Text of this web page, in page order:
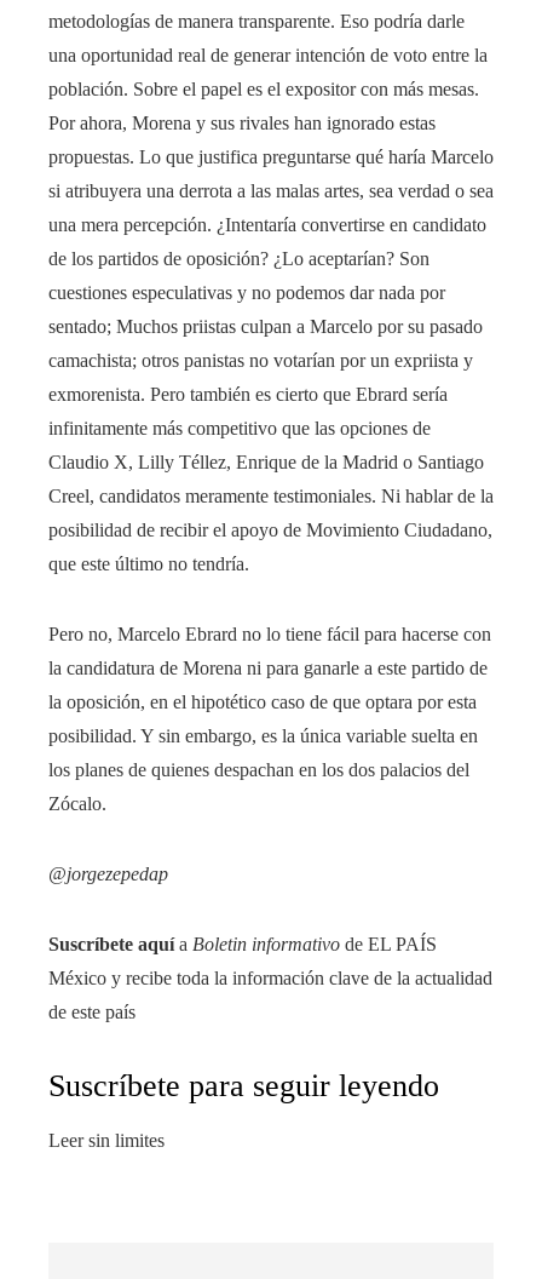
metodologías de manera transparente. Eso podría darle
una oportunidad real de generar intención de voto entre la
población. Sobre el papel es el expositor con más mesas.
Por ahora, Morena y sus rivales han ignorado estas
propuestas. Lo que justifica preguntarse qué haría Marcelo
si atribuyera una derrota a las malas artes, sea verdad o sea
una mera percepción. ¿Intentaría convertirse en candidato
de los partidos de oposición? ¿Lo aceptarían? Son
cuestiones especulativas y no podemos dar nada por
sentado; Muchos priistas culpan a Marcelo por su pasado
camachista; otros panistas no votarían por un expriista y
exmorenista. Pero también es cierto que Ebrard sería
infinitamente más competitivo que las opciones de
Claudio X, Lilly Téllez, Enrique de la Madrid o Santiago
Creel, candidatos meramente testimoniales. Ni hablar de la
posibilidad de recibir el apoyo de Movimiento Ciudadano,
que este último no tendría.
Pero no, Marcelo Ebrard no lo tiene fácil para hacerse con
la candidatura de Morena ni para ganarle a este partido de
la oposición, en el hipotético caso de que optara por esta
posibilidad. Y sin embargo, es la única variable suelta en
los planes de quienes despachan en los dos palacios del
Zócalo.
@jorgezepedap
Suscríbete aquí a Boletin informativo de EL PAÍS
México y recibe toda la información clave de la actualidad
de este país
Suscríbete para seguir leyendo
Leer sin limites